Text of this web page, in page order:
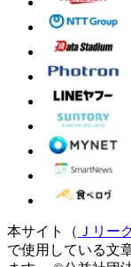
本サイト（ Ｊリー
で使用している文